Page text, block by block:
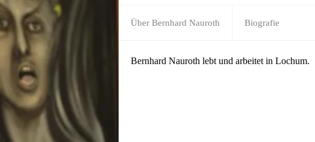
Über Bernhard Nauroth Biografie
Bernhard Nauroth lebt und arbeitet in Lochum.